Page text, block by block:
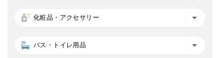
化粧品・アクセサリー
バス・トイレ用品